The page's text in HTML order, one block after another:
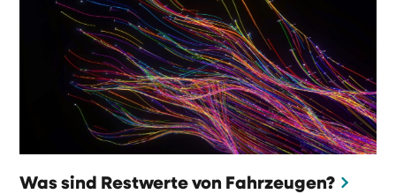
Was sind Restwerte von Fahrzeugen?